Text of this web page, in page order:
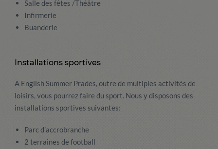
Salle des fêtes /Théâtre
Infirmerie
Buanderie
Installations sportives
A English Summer Prades, outre de multiples activités de
loisirs, vous pourrez faire du sport. Nous y disposons des
installations sportives suivantes:
Parc d’accrobranche
2 terraines de football